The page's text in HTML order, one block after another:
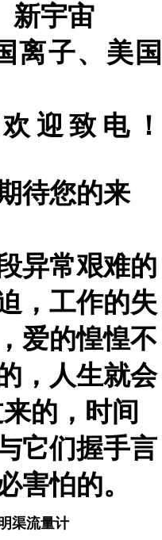
新宇宙
离子、美国
迎致电！
待您的来
异常艰难的
，工作的失
爱的惶惶不
，人生就会
的，时间
它们握手言
害怕的。
渠流量计